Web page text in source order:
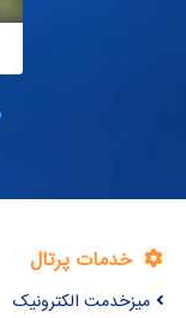
خدمات پرتال
میزخدمت الکترونیک